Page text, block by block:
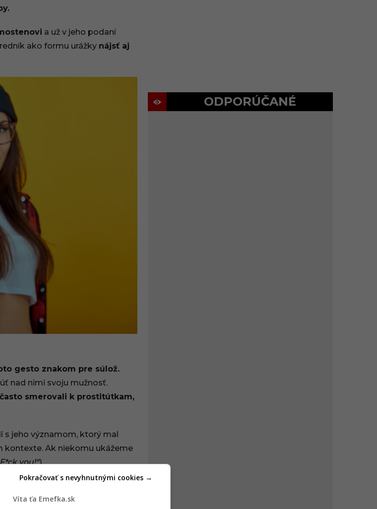
a už v jeho podaní
ako formu urážky nájsť aj
gesto znakom pre súlož.
nad nimi svoju mužnosť.
smerovali k prostitútkam,
s jeho významom, ktorý mal
kontexte. Ak niekomu ukážeme
*ck you!“).
ODPORÚČANÉ
Víta ťa Emefka.sk
Pokračovať s nevyhnutnými cookies →